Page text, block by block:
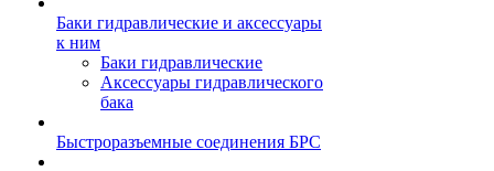
Баки гидравлические и аксессуары
к ним
Баки гидравлические
Аксессуары гидравлического
бака
Быстроразъемные соединения БРС